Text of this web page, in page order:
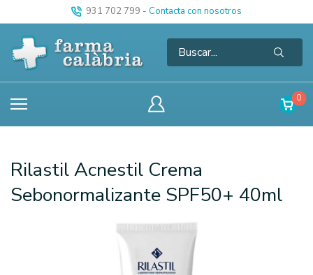
931 702 799 - Contacta con nosotros
0
Rilastil Acnestil Crema
Sebonormalizante SPF50+ 40ml